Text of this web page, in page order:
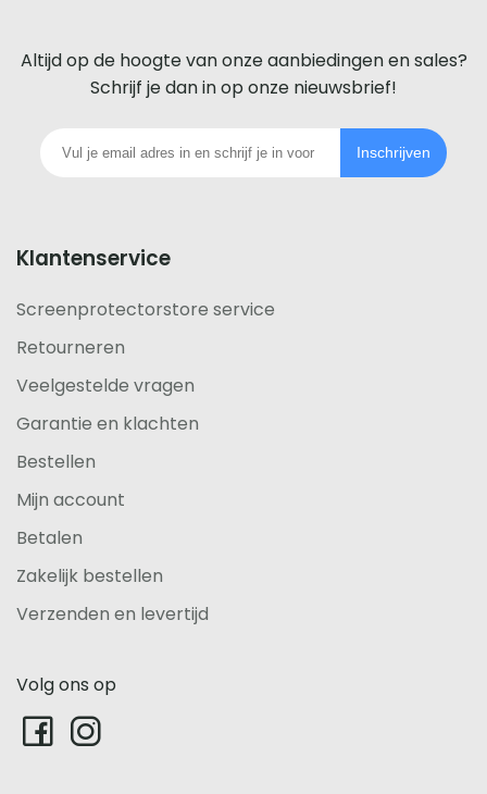
voor
iedere
telefoon
Altijd op de hoogte van onze aanbiedingen en sales?
Schrijf je dan in op onze nieuwsbrief!
Inschrijven
Klantenservice
Screenprotectorstore service
Retourneren
Veelgestelde vragen
Garantie en klachten
Bestellen
Mijn account
Betalen
Zakelijk bestellen
Verzenden en levertijd
Volg ons op